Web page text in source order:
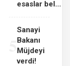
esaslar bel...
Sanayi
Bakanı
Müjdeyi
verdi!